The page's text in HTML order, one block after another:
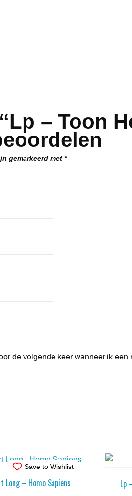
– Toon
gemarkeerd met *
de volgende keer wanneer ik een
Save to Wishlist
Long – Homo Sapiens Lp